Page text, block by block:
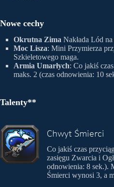
Nowe cechy
Okrutna Zima Nakłada Lód
Moc Lisza: Mini Przymierza
Szkieletowego maga.
Armia Umarłych: Co jakiś
maks. 2 (czas odnowienia: 10
Talenty**
Chwyt Śmierci
Co jakiś czas
zasięgu Zwarcia i
odnowienia: 8 sek.).
Śmierci wynosi 3, a